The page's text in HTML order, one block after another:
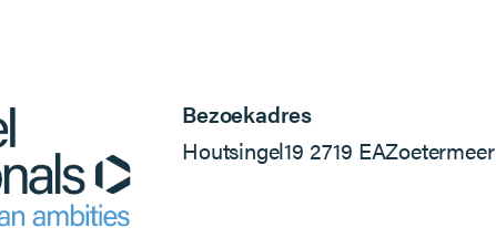
Bezoekadres
Houtsingel19 2719 EAZoetermeer